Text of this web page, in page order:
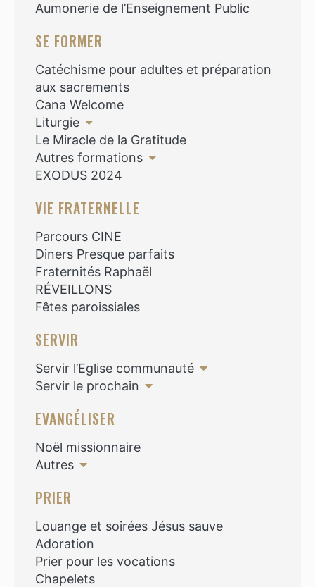
Aumonerie de l’Enseignement Public
SE FORMER
Catéchisme pour adultes et préparation
aux sacrements
Cana Welcome
Liturgie
Le Miracle de la Gratitude
Autres formations
EXODUS 2024
VIE FRATERNELLE
Parcours CINE
Diners Presque parfaits
Fraternités Raphaël
RÉVEILLONS
Fêtes paroissiales
SERVIR
Servir l’Eglise communauté
Servir le prochain
EVANGÉLISER
Noël missionnaire
Autres
PRIER
Louange et soirées Jésus sauve
Adoration
Prier pour les vocations
Chapelets